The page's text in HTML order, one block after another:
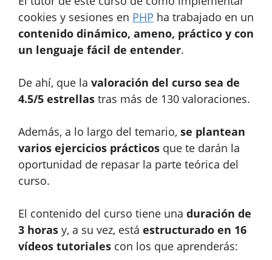
cookies y sesiones en PHP ha trabajado en un
contenido dinámico, ameno, práctico y con
un lenguaje fácil de entender.
De ahí, que la valoración del curso sea de
4.5/5 estrellas tras más de 130 valoraciones.
Además, a lo largo del temario, se plantean
varios ejercicios prácticos que te darán la
oportunidad de repasar la parte teórica del
curso.
El contenido del curso tiene una duración de
3 horas y, a su vez, está estructurado en 16
vídeos tutoriales con los que aprenderás: